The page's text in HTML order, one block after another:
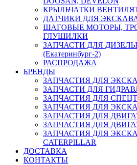
КРЫЛЬЧАТКИ
ДАТЧИКИ ДЛЯ
ШАГОВЫЕ МОТОРЫ,
ГЛУШИЛКИ
ЗАПЧАСТИ ДЛЯ
(Екатеринбург-2)
РАСПРОДАЖА
БРЕНДЫ
ЗАПЧАСТИЯ ДЛЯ
ЗАПЧАСТИ ДЛЯ
ЗАПЧАСТИЯ ДЛЯ
ЗАПЧАСТИЯ ДЛЯ
ЗАПЧАСТИЯ ДЛЯ
ЗАПЧАСТИЯ ДЛЯ
ЗАПЧАСТИЯ ДЛЯ
CATERPILLAR
ДОСТАВКА
КОНТАКТЫ